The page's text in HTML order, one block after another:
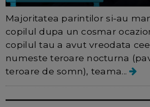
Majoritatea parintilor si-au
copilul dupa un cosmar
copilul tau a avut vreodata
numeste teroare nocturna
teroare de somn), teama...